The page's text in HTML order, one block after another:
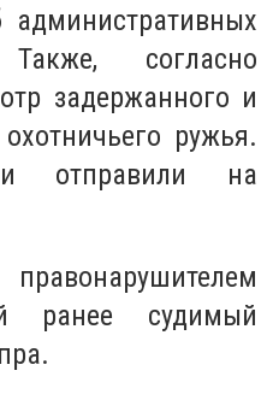
Также, согласно
задержанного и
ружья.
отправили на
ранее судимый